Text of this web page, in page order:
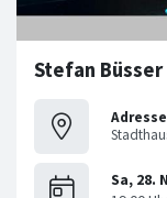
Stefan Büsser
Adresse